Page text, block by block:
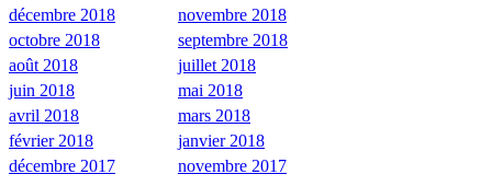
décembre 2018
novembre 2018
octobre 2018
septembre 2018
août 2018
juillet 2018
juin 2018
mai 2018
avril 2018
mars 2018
février 2018
janvier 2018
décembre 2017
novembre 2017